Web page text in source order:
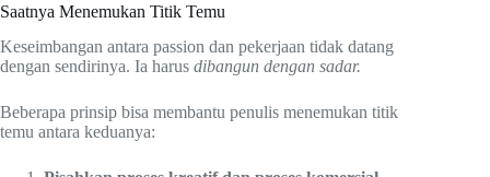
Saatnya Menemukan Titik Temu
Keseimbangan antara passion dan pekerjaan tidak datang
dengan sendirinya. Ia harus dibangun dengan sadar.
Beberapa prinsip bisa membantu penulis menemukan titik
temu antara keduanya: